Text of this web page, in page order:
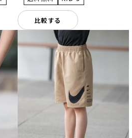
比較する